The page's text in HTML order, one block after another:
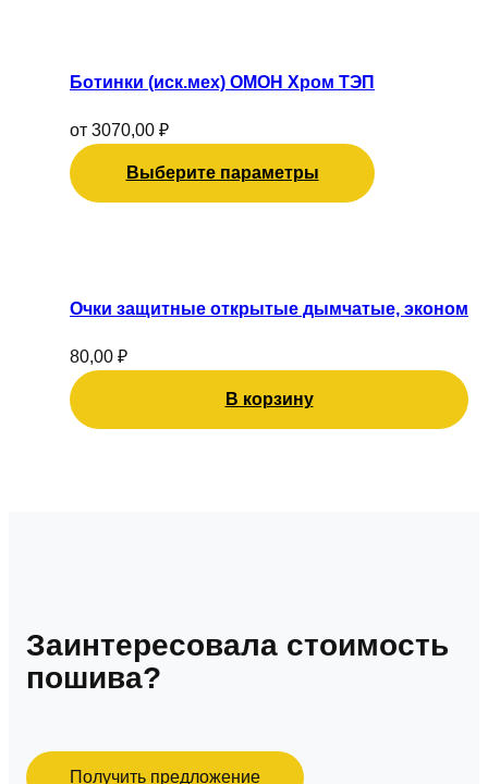
Ботинки (иск.мех) ОМОН Хром ТЭП
от 3070,00 ₽
Выберите параметры
имеет
вариаций.
Опции
можно
выбрать
Очки защитные открытые дымчатые, эконом
80,00 ₽
В корзину
Заинтересовала стоимость
пошива?
Получить предложение